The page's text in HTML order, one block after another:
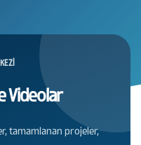
Videolar
tamamlanan projeler,